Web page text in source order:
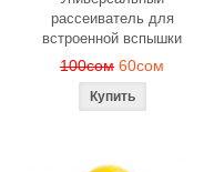
рассеиватель для
встроенной вспышки
100сом 60сом